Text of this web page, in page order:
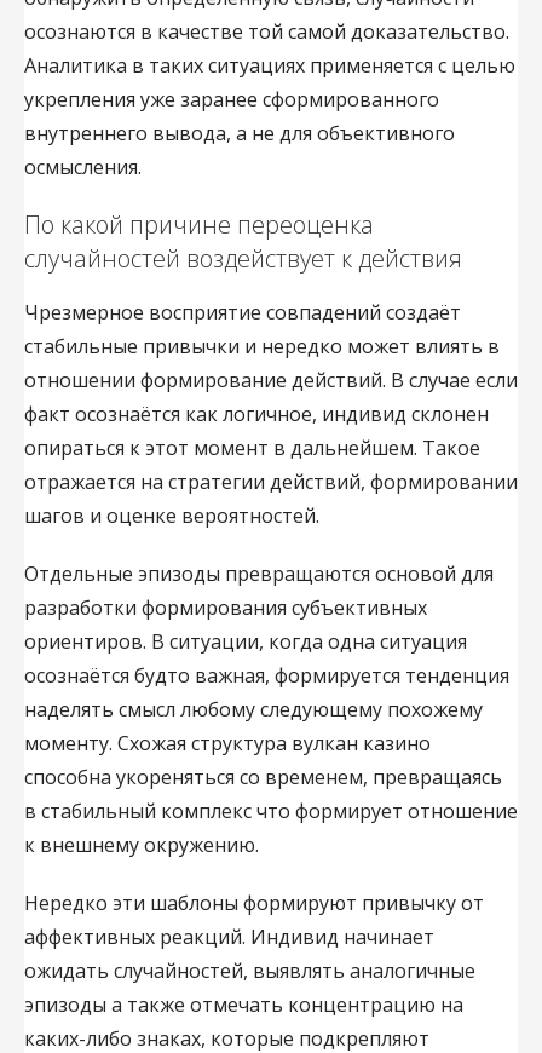
осознаются в качестве той самой доказательство.
Аналитика в таких ситуациях применяется с целью
укрепления уже заранее сформированного
внутреннего вывода, а не для объективного
осмысления.
По какой причине переоценка
случайностей воздействует к действия
Чрезмерное восприятие совпадений создаёт
стабильные привычки и нередко может влиять в
отношении формирование действий. В случае если
факт осознаётся как логичное, индивид склонен
опираться к этот момент в дальнейшем. Такое
отражается на стратегии действий, формировании
шагов и оценке вероятностей.
Отдельные эпизоды превращаются основой для
разработки формирования субъективных
ориентиров. В ситуации, когда одна ситуация
осознаётся будто важная, формируется тенденция
наделять смысл любому следующему похожему
моменту. Схожая структура вулкан казино
способна укореняться со временем, превращаясь
в стабильный комплекс что формирует отношение
к внешнему окружению.
Нередко эти шаблоны формируют привычку от
аффективных реакций. Индивид начинает
ожидать случайностей, выявлять аналогичные
эпизоды а также отмечать концентрацию на
каких-либо знаках, которые подкрепляют